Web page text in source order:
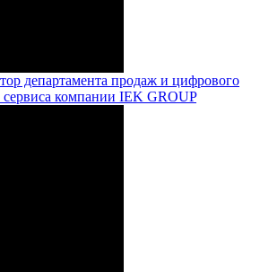
департамента продаж и цифрового
сервиса компании IEK GROUP